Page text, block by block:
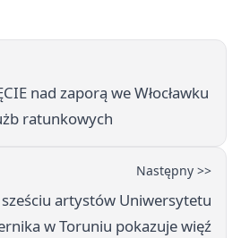
nad zaporą we Włocławku
ratunkowych
Następny >>
sześciu artystów Uniwersytetu
w Toruniu pokazuje więź